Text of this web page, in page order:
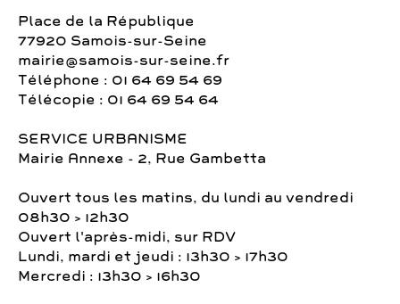
Place de la République
77920 Samois-sur-Seine
mairie@samois-sur-seine.fr
Téléphone : 01 64 69 54 69
Télécopie : 01 64 69 54 64
SERVICE URBANISME
Mairie Annexe - 2, Rue Gambetta
Ouvert tous les matins, du lundi au vendredi
08h30 > 12h30
Ouvert l'après-midi, sur RDV
Lundi, mardi et jeudi : 13h30 > 17h30
Mercredi : 13h30 > 16h30